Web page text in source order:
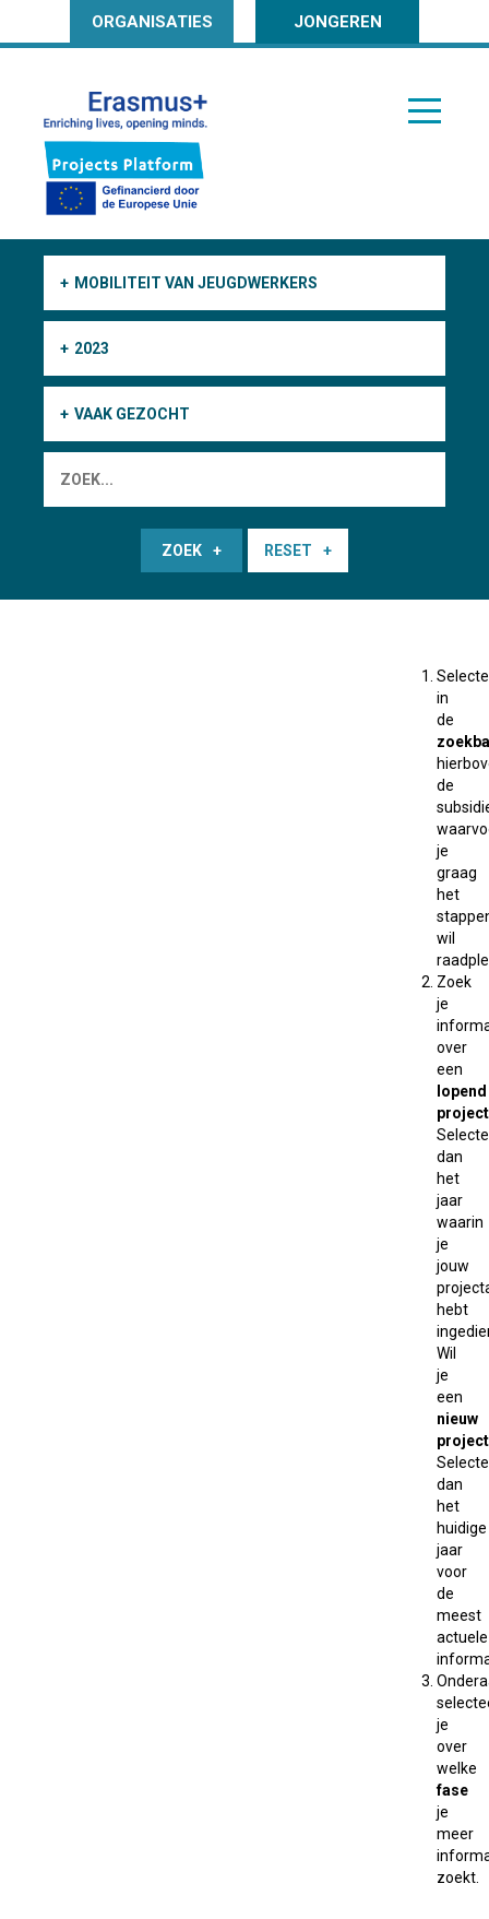
ORGANISATIES JONGEREN
MOBILITEIT VAN JEUGDWERKERS
2023
VAAK GEZOCHT
ZOEK RESET
in
de
de
je
graag
het
wil
Zoek
je
over
een
lopend
project
dan
het
jaar
waarin
je
jouw
hebt
Wil
je
een
nieuw
project
dan
het
huidige
jaar
voor
de
meest
actuele
je
over
welke
fase
je
meer
zoekt.